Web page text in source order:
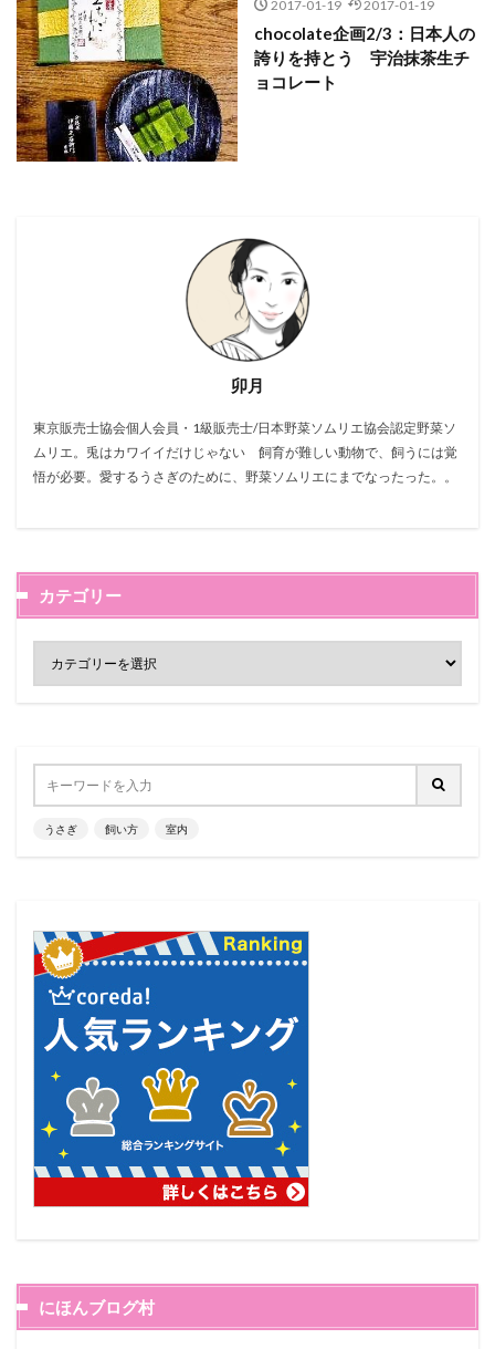
2017-01-19 2017-01-19
chocolate企画2/3：日本人の
誇りを持とう 宇治抹茶生チ
ョコレート
卯月
東京販売士協会個人会員・1級販売士/日本野菜ソムリエ協会認定野菜ソ
ムリエ。兎はカワイイだけじゃない 飼育が難しい動物で、飼うには覚
悟が必要。愛するうさぎのために、野菜ソムリエにまでなったった。。
カテゴリー
うさぎ 飼い方 室内
にほんブログ村